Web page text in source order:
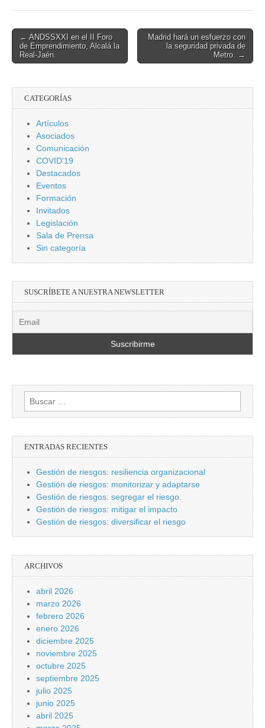
Post
navigation
← ANDSSXXI en el II Foro
de Emprendimiento, Alcalá la
Real-Jaén.
Madrid hará un esfuerzo con
la seguridad privada de
Metro. →
CATEGORÍAS
Artículos
Asociados
Comunicación
COVID'19
Destacados
Eventos
Formación
Invitados
Legislación
Sala de Prensa
Sin categoría
SUSCRÍBETE A NUESTRA NEWSLETTER
Buscar:
ENTRADAS RECIENTES
Gestión de riesgos: resiliencia organizacional
Gestión de riesgos: monitorizar y adaptarse
Gestión de riesgos: segregar el riesgo.
Gestión de riesgos: mitigar el impacto
Gestión de riesgos: diversificar el riesgo
ARCHIVOS
abril 2026
marzo 2026
febrero 2026
enero 2026
diciembre 2025
noviembre 2025
octubre 2025
septiembre 2025
julio 2025
junio 2025
abril 2025